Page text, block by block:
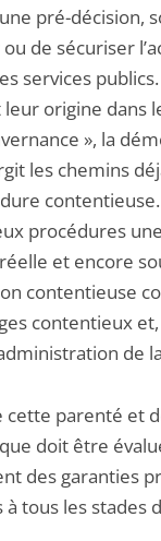
pré-décision,
de sécuriser
services
origine dans
», la
les chemins
procédures une
et encore
contentieuse
contentieux et,
de
cette parenté et
doit être
des garanties
tous les stades